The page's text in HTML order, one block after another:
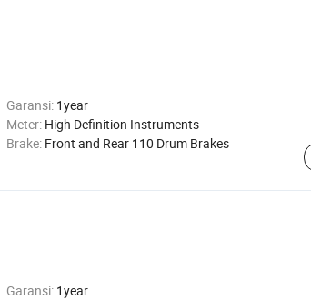
Garansi: 1year
Meter: High Definition Instruments
Brake: Front and Rear 110 Drum Brakes
Garansi: 1year